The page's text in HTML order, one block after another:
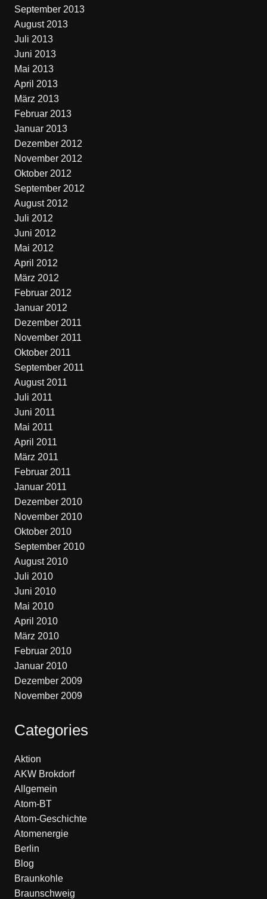
September 2013
August 2013
Juli 2013
Juni 2013
Mai 2013
April 2013
März 2013
Februar 2013
Januar 2013
Dezember 2012
November 2012
Oktober 2012
September 2012
August 2012
Juli 2012
Juni 2012
Mai 2012
April 2012
März 2012
Februar 2012
Januar 2012
Dezember 2011
November 2011
Oktober 2011
September 2011
August 2011
Juli 2011
Juni 2011
Mai 2011
April 2011
März 2011
Februar 2011
Januar 2011
Dezember 2010
November 2010
Oktober 2010
September 2010
August 2010
Juli 2010
Juni 2010
Mai 2010
April 2010
März 2010
Februar 2010
Januar 2010
Dezember 2009
November 2009
Categories
Aktion
AKW Brokdorf
Allgemein
Atom-BT
Atom-Geschichte
Atomenergie
Berlin
Blog
Braunkohle
Braunschweig